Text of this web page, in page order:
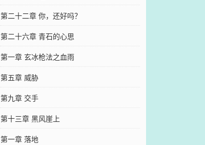
第二十二章 你，还好吗？
第二十六章 青石的心思
第一章 玄冰枪法之血雨
第五章 威胁
第九章 交手
第十三章 黑风崖上
第一章 落地